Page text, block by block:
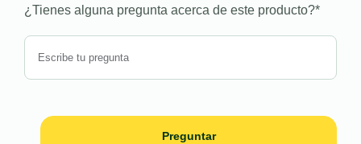
¿Tienes alguna pregunta acerca de este producto?*
Preguntar